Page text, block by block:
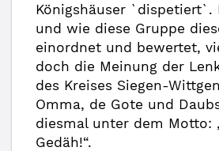
Königshäuser `dispetiert`.
und wie diese Gruppe
einordnet und bewertet,
doch die Meinung der
des Kreises Siegen-
Omma, de Gote und
diesmal unter dem Motto:
Gedäh!“.